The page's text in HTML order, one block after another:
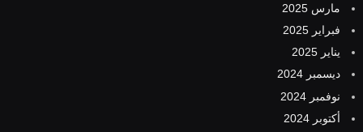
مارس 2025
فبراير 2025
يناير 2025
ديسمبر 2024
نوفمبر 2024
أكتوبر 2024